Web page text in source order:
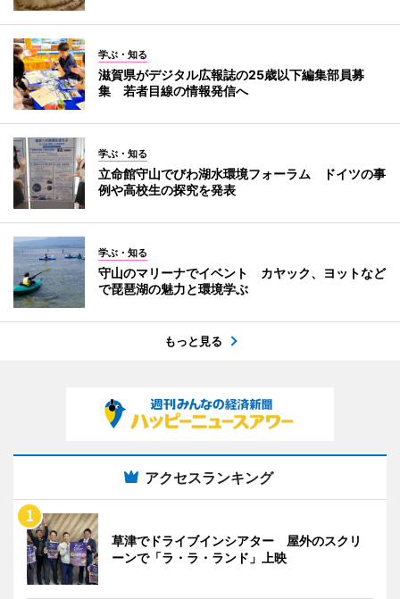
学ぶ・知る
滋賀県がデジタル広報誌の25歳以下編集部員募
集 若者目線の情報発信へ
学ぶ・知る
立命館守山でびわ湖水環境フォーラム ドイツの事
例や高校生の探究を発表
学ぶ・知る
守山のマリーナでイベント カヤック、ヨットなど
で琵琶湖の魅力と環境学ぶ
もっと見る
アクセスランキング
草津でドライブインシアター 屋外のスクリ
ーンで「ラ・ラ・ランド」上映